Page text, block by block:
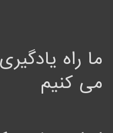
ما راه
می کنیم